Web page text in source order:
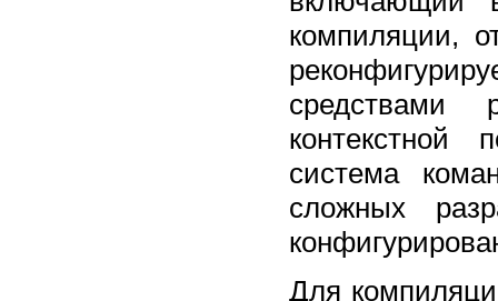
компиляции,
средствами
контекстной
система
сложных
Для